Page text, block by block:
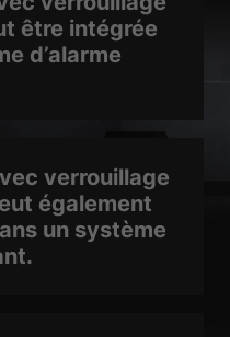
être intégrée
d’alarme
verrouillage
également
un système